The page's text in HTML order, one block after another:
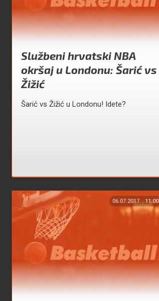
Službeni hrvatski NBA
okršaj u Londonu: Šarić vs
Žižić
Šarić vs Žižić u Londonu! Idete?
06.07.2017. 11:00